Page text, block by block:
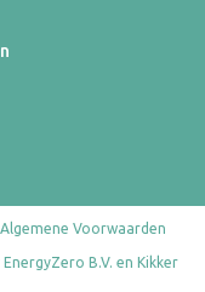
Algemene Voorwaarden
B.V. en Kikker